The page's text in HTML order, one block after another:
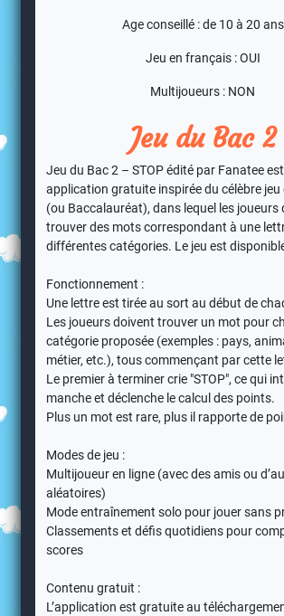
Age conseillé : de 10 à 20 ans
Jeu en français : OUI
Multijoueurs : NON
Jeu du Bac 2
Jeu du Bac 2 – STOP édité par Fanatee
application gratuite inspirée du célèbre jeu
(ou Baccalauréat), dans lequel les joueurs
trouver des mots correspondant à une
différentes catégories. Le jeu est
Fonctionnement :
Une lettre est tirée au sort au début de
Les joueurs doivent trouver un mot pour
catégorie proposée (exemples : pays,
métier, etc.), tous commençant par cette
Le premier à terminer crie "STOP", ce qui
manche et déclenche le calcul des points.
Plus un mot est rare, plus il rapporte de
Modes de jeu :
Multijoueur en ligne (avec des amis ou
aléatoires)
Mode entraînement solo pour jouer sans
Classements et défis quotidiens pour
scores
Contenu gratuit :
L’application est gratuite au